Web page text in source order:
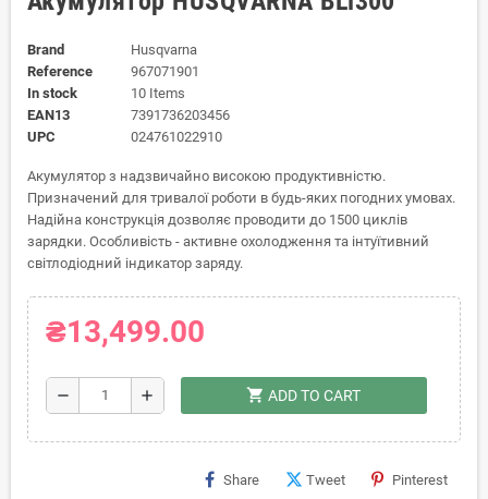
Brand
Husqvarna
Reference
967071901
In stock
10 Items
EAN13
7391736203456
UPC
024761022910
Акумулятор з надзвичайно високою продуктивністю.
Призначений для тривалої роботи в будь-яких погодних умовах.
Надійна конструкція дозволяє проводити до 1500 циклів
зарядки. Особливість - активне охолодження та інтуїтивний
світлодіодний індикатор заряду.
₴13,499.00
remove add shopping_cart ADD TO CART
Share Tweet Pinterest